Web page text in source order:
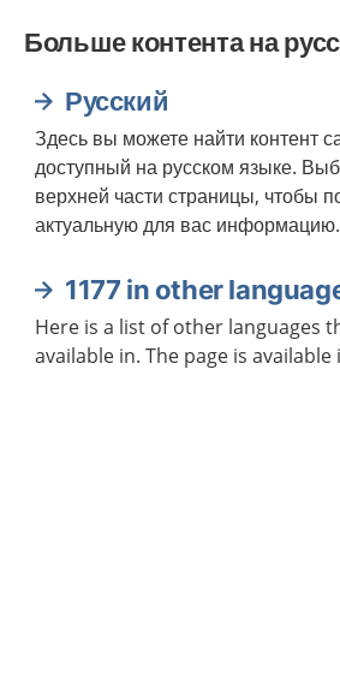
Больше контента на
Русский
Здесь вы можете найти контент
доступный на русском языке.
верхней части страницы, чтобы
актуальную для вас информацию.
1177 in other
Here is a list of other languages
available in. The page is available